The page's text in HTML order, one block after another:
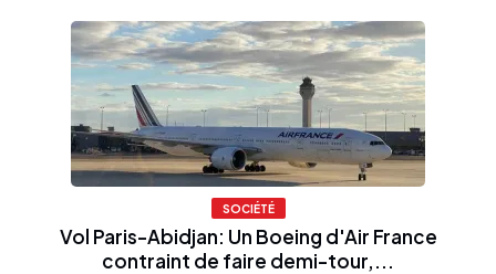
SOCIÉTÉ
Vol Paris-Abidjan: Un Boeing d'Air France
contraint de faire demi-tour,...